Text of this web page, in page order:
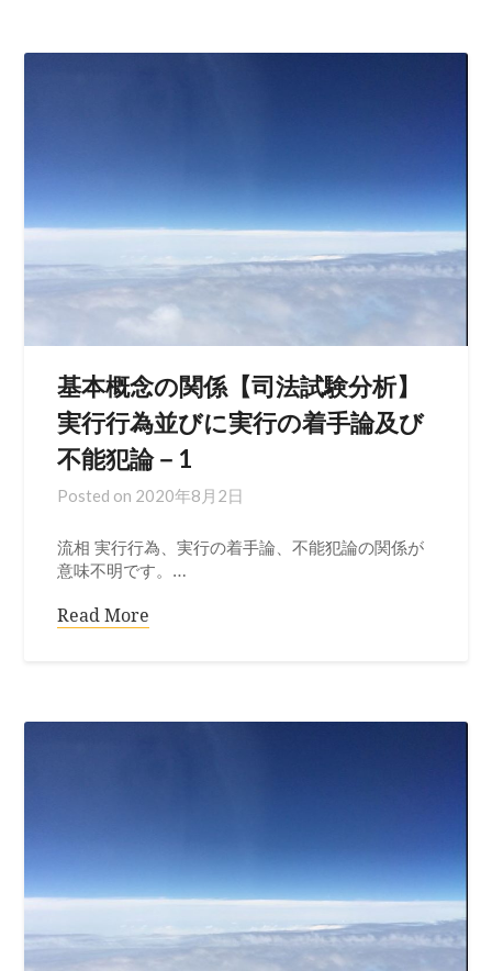
基本概念の関係【司法試験分析】
実行行為並びに実行の着手論及び
不能犯論－1
Posted on 2020年8月2日
流相 実行行為、実行の着手論、不能犯論の関係が
意味不明です。…
Read More